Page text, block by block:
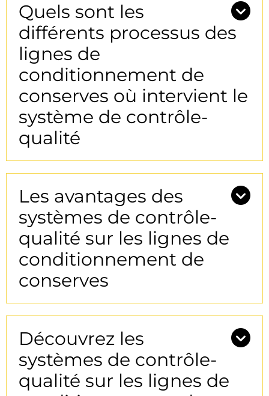
Quels sont les
différents processus des
lignes de
conditionnement de
conserves où intervient le
système de contrôle-
qualité
Les avantages des
systèmes de contrôle-
qualité sur les lignes de
conditionnement de
conserves
Découvrez les
systèmes de contrôle-
qualité sur les lignes de